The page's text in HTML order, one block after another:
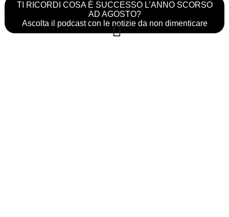
TI RICORDI COSA È SUCCESSO L’ANNO SCORSO
AD AGOSTO?
Ascolta il podcast con le notizie da non dimenticare